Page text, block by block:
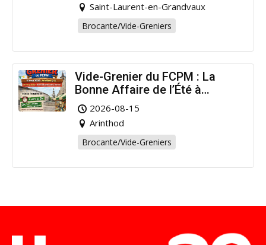
Saint-Laurent-en-Grandvaux
Brocante/Vide-Greniers
Vide-Grenier du FCPM : La
Bonne Affaire de l’Été à
Arinthod !
2026-08-15
Arinthod
Brocante/Vide-Greniers